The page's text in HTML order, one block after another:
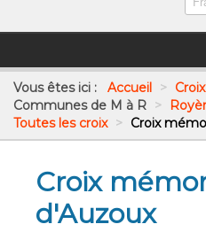
Vous êtes ici : Accueil >
Communes de M à R >
Toutes les croix > Croix
Croix
d'Auzoux